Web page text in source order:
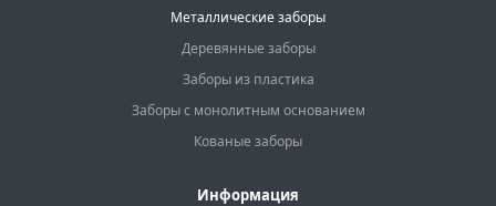
Металлические заборы
Деревянные заборы
Заборы из пластика
Заборы с монолитным основанием
Кованые заборы
Информация